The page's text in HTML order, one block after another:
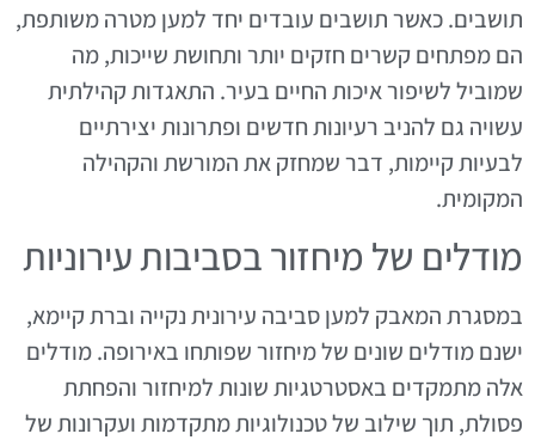
תושבים. כאשר תושבים עובדים יחד למען מטרה משותפת,
הם מפתחים קשרים חזקים יותר ותחושת שייכות, מה
שמוביל לשיפור איכות החיים בעיר. התאגדות קהילתית
עשויה גם להניב רעיונות חדשים ופתרונות יצירתיים
לבעיות קיימות, דבר שמחזק את המורשת והקהילה
המקומית.
מודלים של מיחזור בסביבות עירוניות
במסגרת המאבק למען סביבה עירונית נקייה וברת קיימא,
ישנם מודלים שונים של מיחזור שפותחו באירופה. מודלים
אלה מתמקדים באסטרטגיות שונות למיחזור והפחתת
פסולת, תוך שילוב של טכנולוגיות מתקדמות ועקרונות של